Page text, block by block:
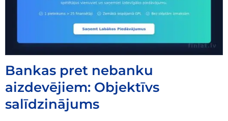
Bankas pret nebanku
aizdevējiem: Objektīvs
salīdzinājums